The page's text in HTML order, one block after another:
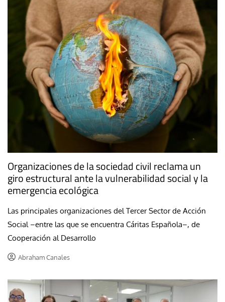
Organizaciones de la sociedad civil reclama un
giro estructural ante la vulnerabilidad social y la
emergencia ecológica
Las principales organizaciones del Tercer Sector de Acción
Social –entre las que se encuentra Cáritas Española–, de
Cooperación al Desarrollo
Abraham Canales